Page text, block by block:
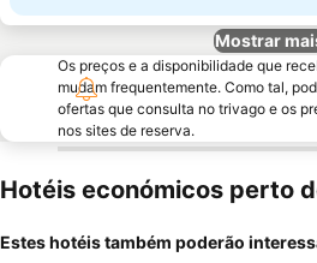
Mostrar
Os preços e a disponibilidade que
mudam frequentemente. Como tal,
ofertas que consulta no trivago e os
nos sites de reserva.
Hotéis económicos perto
Estes hotéis também poderão